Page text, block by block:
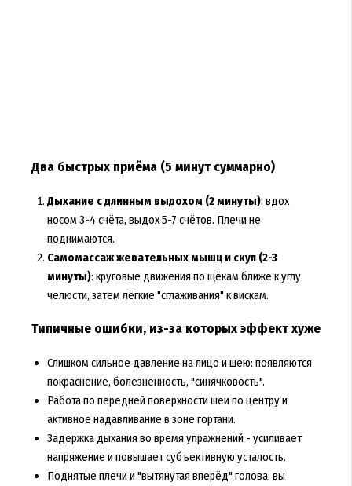
Два быстрых приёма (5 минут суммарно)
Дыхание с длинным выдохом (2 минуты): вдох
носом 3-4 счёта, выдох 5-7 счётов. Плечи не
поднимаются.
Самомассаж жевательных мышц и скул (2-3
минуты): круговые движения по щёкам ближе к углу
челюсти, затем лёгкие "сглаживания" к вискам.
Типичные ошибки, из-за которых эффект хуже
Слишком сильное давление на лицо и шею: появляются
покраснение, болезненность, "синячковость".
Работа по передней поверхности шеи по центру и
активное надавливание в зоне гортани.
Задержка дыхания во время упражнений - усиливает
напряжение и повышает субъективную усталость.
Поднятые плечи и "вытянутая вперёд" голова: вы